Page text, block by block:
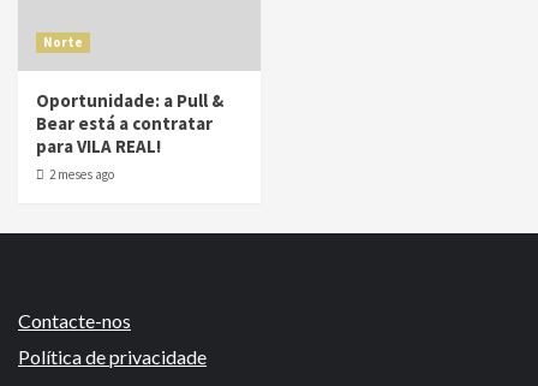
Norte
Oportunidade: a Pull &
Bear está a contratar
para VILA REAL!
2 meses ago
Contacte-nos
Política de privacidade